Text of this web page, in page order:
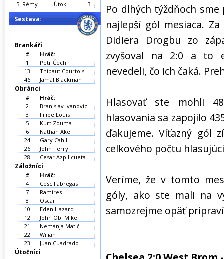
Po dlhých týždňoch
najlepší gól mesiaca.
Didiera Drogbu zo
zvyšoval na 2:0 a to
nevedeli, čo ich čaká.
Hlasovať ste mohli
hlasovania sa zapojilo
ďakujeme. Víťazný gól
celkového počtu
Veríme, že v tomto
góly, ako ste mali na
samozrejme opäť
5. Rémy Útok 3
Sestava:
Brankáři
#
Hráč:
1
Petr Čech
13
Thibaut Courtois
46
Jamal Blackman
Obránci
#
Hráč:
2
Branislav Ivanovic
3
Filipe Louis
5
Kurt Zouma
6
Nathan Ake
24
Gary Cahill
26
John Terry
28
Cesar Azpilicueta
Záložníci
#
Hráč:
4
Cesc Fabregas
7
Ramires
8
Oscar
10
Eden Hazard
12
John Obi Mikel
21
Nemanja Matić
22
Wilian
23
Juan Cuadrado
Útočníci